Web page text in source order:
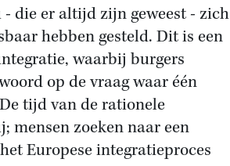
die er altijd zijn geweest - zich
hebben gesteld. Dit is een
waarbij burgers
op de vraag waar één
tijd van de rationele
mensen zoeken naar een
Europese integratieproces